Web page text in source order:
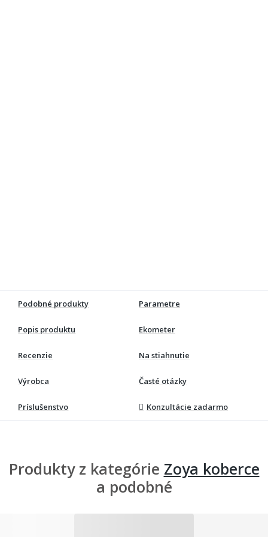
Podobné produkty Parametre
Popis produktu Ekometer
Recenzie Na stiahnutie
Výrobca Časté otázky
Príslušenstvo Konzultácie zadarmo
Produkty z kategórie Zoya koberce
a podobné